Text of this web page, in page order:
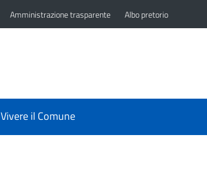
Amministrazione trasparente Albo pretorio
Vivere il Comune